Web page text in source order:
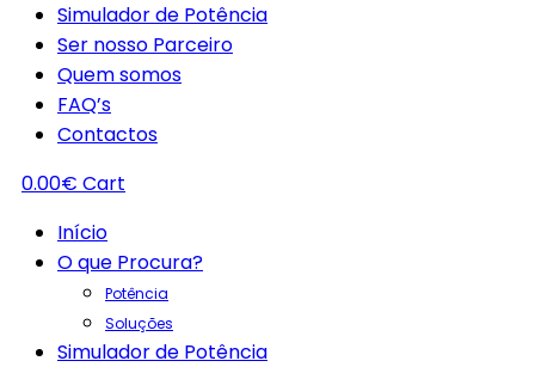
Simulador de Potência
Ser nosso Parceiro
Quem somos
FAQ’s
Contactos
0.00€ Cart
Início
O que Procura?
Potência
Soluções
Simulador de Potência